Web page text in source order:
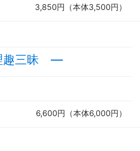
3,850円（本体3,500円）
趣三昧 —
6,600円（本体6,000円）